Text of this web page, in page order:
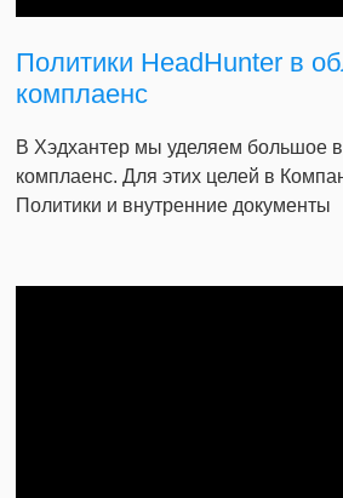
Политики HeadHunter в
комплаенс
В Хэдхантер мы уделяем большое
комплаенс. Для этих целей в
Политики и внутренние документы